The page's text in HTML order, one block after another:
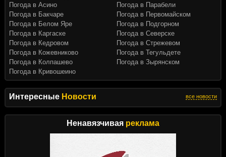
Интересные Новости все новости
Ненавязчивая реклама
Погода в Асино
Погода в Бакчаре
Погода в Белом Яре
Погода в Каргаске
Погода в Кедровом
Погода в Кожевниково
Погода в Колпашево
Погода в Кривошеино
Погода в Парабели
Погода в Первомайском
Погода в Подгорном
Погода в Северске
Погода в Стрежевом
Погода в Тегульдете
Погода в Зырянском